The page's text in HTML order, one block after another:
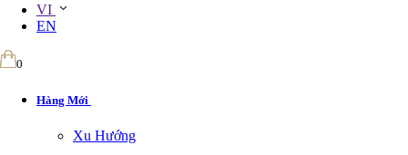
VI
EN
0
Hàng Mới
Xu Hướng